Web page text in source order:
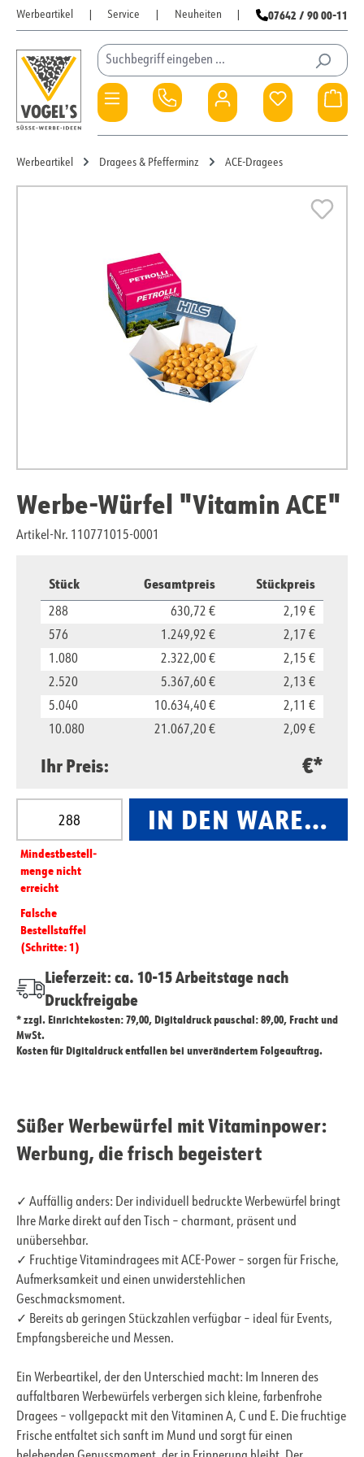
Zum Hauptinhalt springen
Werbeartikel Service Neuheiten 07642 / 90 00-11
Du hast 0
Werbeartikel Dragees & Pfefferminz ACE-Dragees
Werbe-Würfel "Vitamin ACE"
Artikel-Nr. 110771015-0001
Stück Gesamtpreis Stückpreis
288 630,72 €
2,19 €
576
1.249,92 €
2,17 €
1.080
2.322,00 €
2,15 €
2.520
5.367,60 €
2,13 €
5.040
10.634,40 €
2,11 €
10.080
21.067,20 € 2,09 €
Ihr Preis: €*
Produkt Anzahl: Gib den gewünschten Wert ein
Mindest­­bestell­­
menge nicht
erreicht
Falsche
Bestellstaffel
(Schritte: 1)
IN DEN
Lieferzeit: ca. 10-15 Arbeitstage nach
Druckfreigabe
* zzgl. Einrichtekosten: 79,00, Digitaldruck pauschal: 89,00, Fracht und
MwSt.
Kosten für Digitaldruck entfallen bei unverändertem Folgeauftrag.
Süßer Werbewürfel mit Vitaminpower:
Werbung, die frisch begeistert
✓ Auffällig anders: Der individuell bedruckte Werbewürfel bringt
Ihre Marke direkt auf den Tisch – charmant, präsent und
unübersehbar.
✓ Fruchtige Vitamindragees mit ACE-Power – sorgen für Frische,
Aufmerksamkeit und einen unwiderstehlichen
Geschmacksmoment.
✓ Bereits ab geringen Stückzahlen verfügbar – ideal für Events,
Empfangsbereiche und Messen.
Ein Werbeartikel, der den Unterschied macht: Im Inneren des
auffaltbaren Werbewürfels verbergen sich kleine, farbenfrohe
Dragees – vollgepackt mit den Vitaminen A, C und E. Die fruchtige
Frische entfaltet sich sanft im Mund und sorgt für einen